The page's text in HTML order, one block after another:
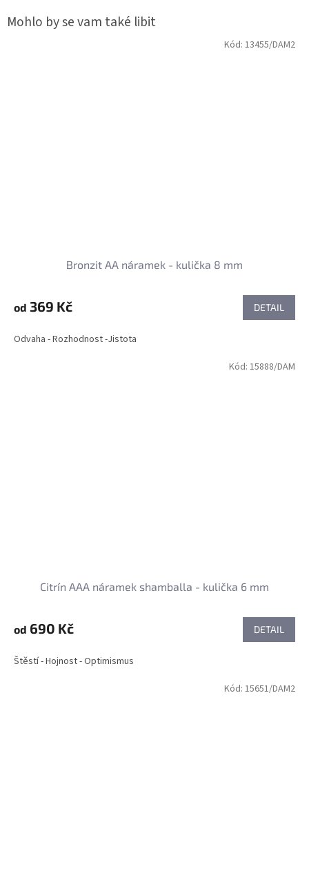
Bronzit AA náramek - kulička 8 mm
od 369 Kč DETAIL
Odvaha - Rozhodnost -Jistota
Kód: 13455/DAM2
Citrín AAA náramek shamballa - kulička 6 mm
od 690 Kč DETAIL
Štěstí - Hojnost - Optimismus
Kód: 15888/DAM
Kód: 15651/DAM2